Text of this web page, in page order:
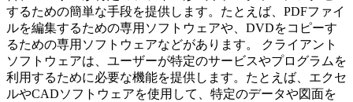
するための簡単な手段を提供します。たとえば、PDFファイ
ルを編集するための専用ソフトウェアや、DVDをコピーす
るための専用ソフトウェアなどがあります。 クライアント
ソフトウェアは、ユーザーが特定のサービスやプログラムを
利用するために必要な機能を提供します。たとえば、エクセ
ルやCADソフトウェアを使用して、特定のデータや図面を